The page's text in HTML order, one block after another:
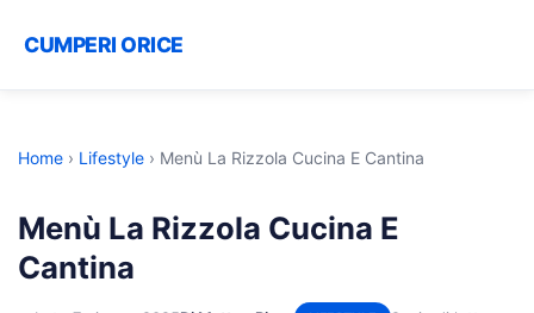
CUMPERI ORICE
Home › Lifestyle › Menù La Rizzola Cucina E Cantina
Menù La Rizzola Cucina E
Cantina